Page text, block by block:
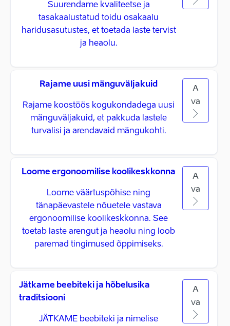
Suurendame kvaliteetse ja
tasakaalustatud toidu osakaalu
haridusasutustes, et toetada laste tervist
ja heaolu.
Rajame uusi mänguväljakuid
Rajame koostöös kogukondadega uusi
mänguväljakuid, et pakkuda lastele
turvalisi ja arendavaid mängukohti.
A
va
Loome ergonoomilise koolikeskkonna
Loome väärtuspõhise ning
tänapäevastele nõuetele vastava
ergonoomilise koolikeskkonna. See
toetab laste arengut ja heaolu ning loob
paremad tingimused õppimiseks.
A
va
Jätkame beebiteki ja hõbelusika
traditsiooni
JÄTKAME beebiteki ja nimelise
A
va